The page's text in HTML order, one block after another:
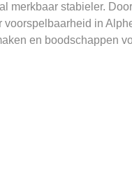
merkbaar stabieler.
voorspelbaarheid in
en boodschappen